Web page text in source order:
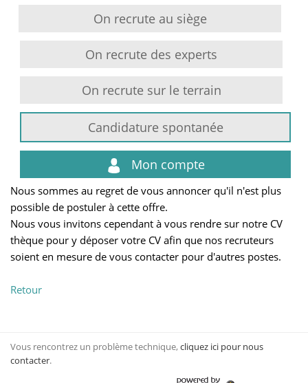
On recrute au siège
On recrute des experts
On recrute sur le terrain
Candidature spontanée
Mon compte
Nous sommes au regret de vous annoncer qu'il n'est plus
possible de postuler à cette offre.
Nous vous invitons cependant à vous rendre sur notre CV
thèque pour y déposer votre CV afin que nos recruteurs
soient en mesure de vous contacter pour d'autres postes.
Retour
Vous rencontrez un problème technique,cliquez ici pour nous
contacter.